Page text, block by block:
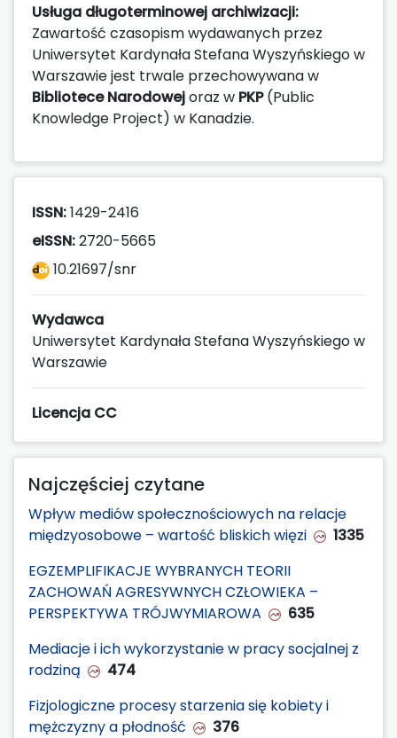
Usługa długoterminowej archiwizacji:
Zawartość czasopism wydawanych przez
Uniwersytet Kardynała Stefana Wyszyńskiego w
Warszawie jest trwale przechowywana w
Bibliotece Narodowejoraz w PKP(Public
Knowledge Project) w Kanadzie.
ISSN:1429-2416
eISSN:2720-5665
10.21697/snr
Wydawca
Uniwersytet Kardynała Stefana Wyszyńskiego w
Warszawie
Licencja CC
Najczęściej czytane
Wpływ mediów społecznościowych na relacje
międzyosobowe – wartość bliskich więzi
1335
EGZEMPLIFIKACJE WYBRANYCH TEORII
ZACHOWAŃ AGRESYWNYCH CZŁOWIEKA –
PERSPEKTYWA TRÓJWYMIAROWA
635
Mediacje i ich wykorzystanie w pracy socjalnej z
rodziną
474
Fizjologiczne procesy starzenia się kobiety i
mężczyzny a płodność
376